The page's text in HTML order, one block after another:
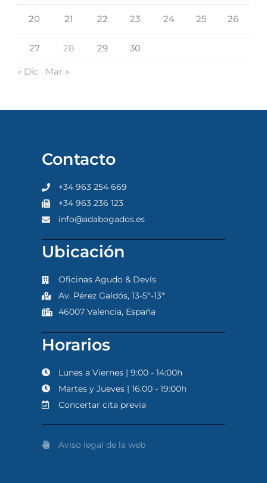
20 21 22 23 24 25 26
27 28 29 30
« Dic Mar »
Contacto
+34 963 254 669
+34 963 236 123
info@adabogados.es
Ubicación
Oficinas Agudo & Devís
Av. Pérez Galdós, 13-5º-13ª
46007 Valencia, España
Horarios
Lunes a Viernes | 9:00 - 14:00h
Martes y Jueves | 16:00 - 19:00h
Concertar cita previa
Aviso legal de la web